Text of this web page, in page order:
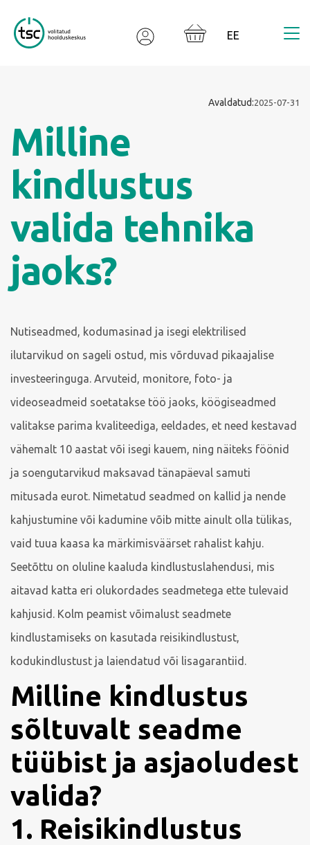
Avaldatud:2025-07-31
Milline
kindlustus
valida tehnika
jaoks?
Nutiseadmed, kodumasinad ja isegi elektrilised
ilutarvikud on sageli ostud, mis võrduvad pikaajalise
investeeringuga. Arvuteid, monitore, foto- ja
videoseadmeid soetatakse töö jaoks, köögiseadmed
valitakse parima kvaliteediga, eeldades, et need kestavad
vähemalt 10 aastat või isegi kauem, ning näiteks föönid
ja soengutarvikud maksavad tänapäeval samuti
mitusada eurot. Nimetatud seadmed on kallid ja nende
kahjustumine või kadumine võib mitte ainult olla tülikas,
vaid tuua kaasa ka märkimisväärset rahalist kahju.
Seetõttu on oluline kaaluda kindlustuslahendusi, mis
aitavad katta eri olukordades seadmetega ette tulevaid
kahjusid. Kolm peamist võimalust seadmete
kindlustamiseks on kasutada reisikindlustust,
kodukindlustust ja laiendatud või lisagarantiid.
Milline kindlustus
sõltuvalt seadme
tüübist ja asjaoludest
valida?
1. Reisikindlustus